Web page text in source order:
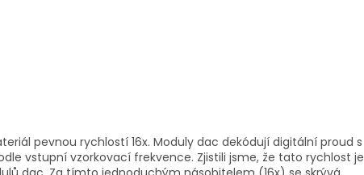
pevnou rychlostí 16x. Moduly dac dekódují digitální proud s
vstupní vzorkovací frekvence. Zjistili jsme, že tato rychlost je